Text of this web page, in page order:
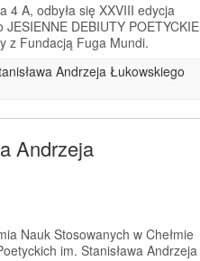
4 A, odbyła się XXVIII edycja
DEBIUTY POETYCKIE
z Fundacją Fuga Mundi.
Andrzeja Łukowskiego
Andrzeja
Nauk Stosowanych w Chełmie
im. Stanisława Andrzeja